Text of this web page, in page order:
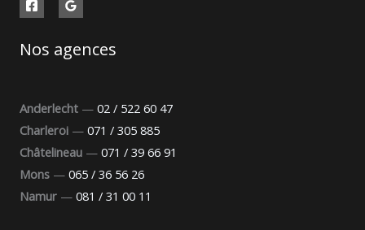
Nos agences
Anderlecht — 02 / 522 60 47
Charleroi — 071 / 305 885
Châtelineau — 071 / 39 66 91
Mons — 065 / 36 56 26
Namur — 081 / 31 00 11